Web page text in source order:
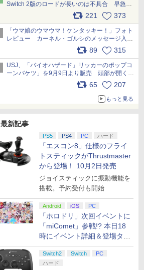
Switch 2版のロードが長いのは不具合 早急に
アップデートできるよう対応中221 373
「ウマ娘のウマウマ！ケンタッキー！」フォト
レビュー カーネル・ゴルシのメッセージ入り
パッケージや描き下ろしトレカなどが登場
89 315
USJ、「バイオハザード」リッカーのポップコ
ーンバケツ」を9月9日より販売 頭部が開く仕
組み。味は恐怖を堪のう「味噌フレーバー」
65 207
もっと見る
最新記事
PS5 PS4 PC ハード
「エスコン8」仕様のフライ
トスティックがThrustmaster
から登場！ 10月2日発売
ジョイスティックに振動機能を
搭載。予約受付も開始
Android iOS PC
「ホロドリ」次回イベントに
「miComet」参戦!? 本日18
時にイベント詳細＆登場タレ
ント公開
Switch2 Switch
PC
ハード